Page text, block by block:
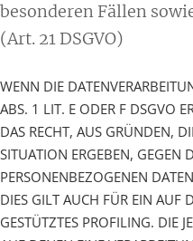
besonderen Fällen
(Art. 21 DSGVO)
WENN DIE
ABS. 1 LIT. E ODER F DSGVO
DAS RECHT, AUS GRÜNDEN,
SITUATION ERGEBEN, GEGEN
PERSONENBEZOGENEN
DIES GILT AUCH FÜR EIN AUF
GESTÜTZTES PROFILING. DIE